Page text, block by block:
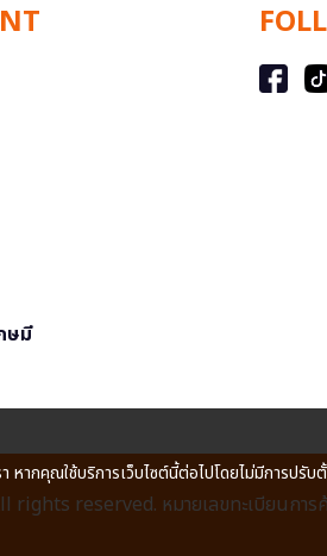
ษมี
reserved. หมายเลขทะเบียนการ
หากคุณใช้บริการเว็บไซต์นี้ต่อไปโดยไม่มีการปรั